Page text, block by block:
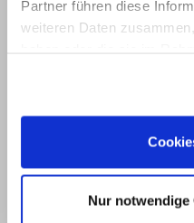
Partner führen diese
weiteren Daten
Nur notwendige